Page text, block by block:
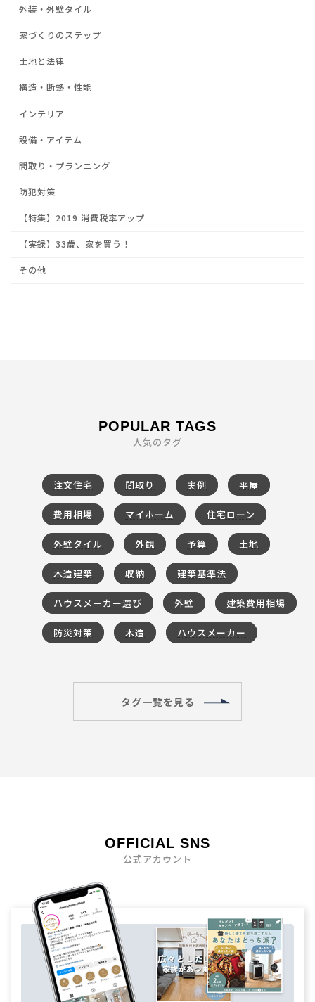
外装・外壁タイル
家づくりのステップ
土地と法律
構造・断熱・性能
インテリア
設備・アイテム
間取り・プランニング
防犯対策
【特集】2019 消費税率アップ
【実録】33歳、家を買う！
その他
POPULAR TAGS
人気のタグ
注文住宅 間取り 実例 平屋
費用相場 マイホーム 住宅ローン
外壁タイル 外観 予算 土地
木造建築 収納 建築基準法
ハウスメーカー選び 外壁 建築費用相場
防災対策 木造 ハウスメーカー
タグ一覧を見る
OFFICIAL SNS
公式アカウント